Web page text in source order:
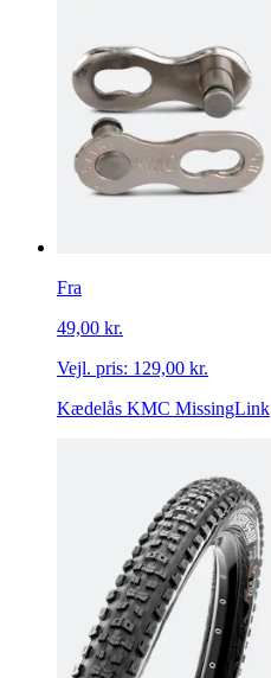
Fra
49,00 kr.
Vejl. pris: 129,00 kr.
Kædelås KMC MissingLink